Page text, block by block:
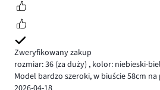
Zweryfikowany zakup
rozmiar: 36 (za duży) , kolor: niebieski-
Model bardzo szeroki, w biuście 58cm na